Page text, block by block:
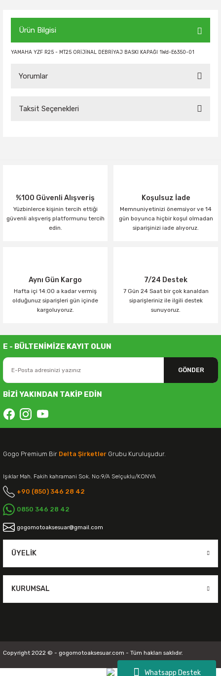
Whatsapp Destek
Ürün Bilgisi
YAMAHA YZF R25 - MT25 ORİJİNAL DEBRİYAJ BASKI KAPAĞI 1Wd-E6350-01
Yorumlar
Taksit Seçenekleri
%100 Güvenli Alışveriş
Yüzbinlerce kişinin tercih ettiği
güvenli alışveriş platformunu tercih
edin.
Koşulsuz İade
Memnuniyetinizi önemsiyor ve 14
gün boyunca hiçbir koşul olmadan
siparişinizi iade alıyoruz.
Aynı Gün Kargo
Hafta içi 14:00 a kadar vermiş
olduğunuz siparişleri gün içinde
kargoluyoruz.
7/24 Destek
7 Gün 24 Saat bir çok kanaldan
siparişleriniz ile ilgili destek
sunuyoruz.
E - BÜLTENİMİZE KAYIT OLUN
GÖNDER
BİZİ YAKINDAN TAKİP EDİN
Gogo Premium Bir Delta Şirketler Grubu Kuruluşudur.
Işıklar Mah. Fakih kahramani Sok. No:9/A Selçuklu/KONYA
+90 (850) 346 28 42
0850 346 28 42
gogomotoaksesuar@gmail.com
ÜYELIK
KURUMSAL
Copyright 2022 © - gogomotoaksesuar.com - Tüm hakları saklıdır.